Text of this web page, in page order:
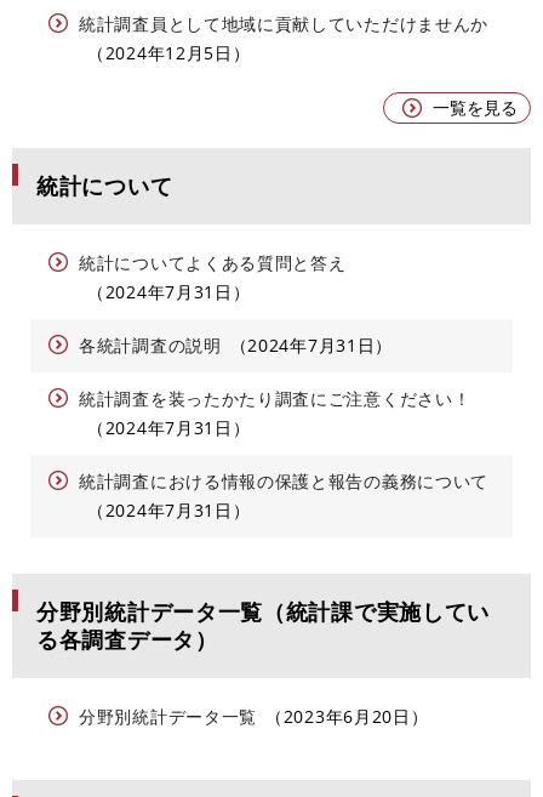
統計調査員として地域に貢献していただけませんか
2024年12月5日
一覧を見る
統計について
統計についてよくある質問と答え
2024年7月31日
各統計調査の説明 2024年7月31日
統計調査を装ったかたり調査にご注意ください！
2024年7月31日
統計調査における情報の保護と報告の義務について
2024年7月31日
分野別統計データ一覧（統計課で実施してい
る各調査データ）
分野別統計データ一覧 2023年6月20日